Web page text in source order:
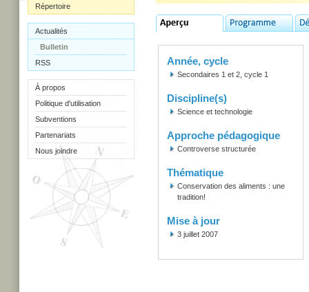
Répertoire
Actualités
Bulletin
RSS
À propos
Politique d'utilisation
Subventions
Partenariats
Nous joindre
Année, cycle
Secondaires 1 et 2, cycle 1
Discipline(s)
Science et technologie
Approche pédagogique
Controverse structurée
Thématique
Conservation des aliments : une
tradition!
Mise à jour
3 juillet 2007